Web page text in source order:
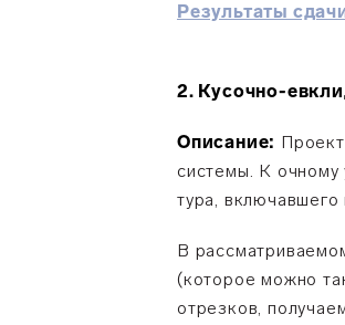
Результаты
2. Кусочно-
Описание:
системы. К очному
тура,
В
(которое можно
отрезков,